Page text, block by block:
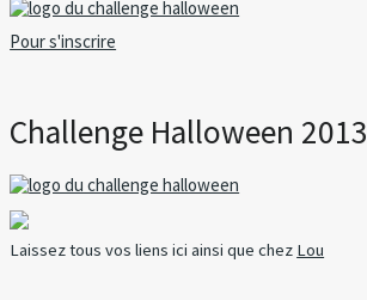
Pour s'inscrire
Challenge Halloween 2013
Laissez tous vos liens ici ainsi que chez Lou